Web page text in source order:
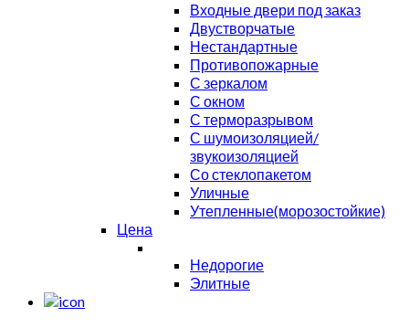
Входные двери под заказ
Двустворчатые
Нестандартные
Противопожарные
С зеркалом
С окном
С терморазрывом
С шумоизоляцией/
звукоизоляцией
Со стеклопакетом
Уличные
Утепленные(морозостойкие)
Цена
Недорогие
Элитные